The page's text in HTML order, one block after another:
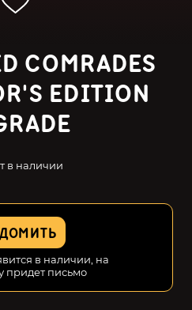
COMRADES
EDITION
в наличии
в наличии, на
придет письмо